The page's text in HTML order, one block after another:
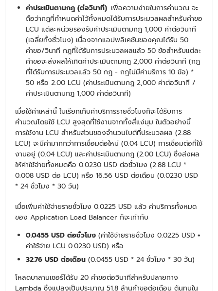
ค่าประเมินตามกฎ (ต่อวินาที): เพื่อความง่ายในการคำนวณ จะ
ถือว่ากฎที่กำหนดค่าไว้ทั้งหมดได้รับการประมวลผลสำหรับคำขอ
LCU แต่ละหน่วยรองรับค่าประเมินตามกฎ 1,000 ค่าต่อวินาที
(เฉลี่ยทั้งชั่วโมง) เนื่องจากแอปพลิเคชันของคุณได้รับ 50
คำขอ/วินาที กฎที่ได้รับการประมวลผลแล้ว 50 ข้อสำหรับแต่ละ
คำขอจะส่งผลให้เกิดค่าประเมินตามกฎ 2,000 ค่าต่อวินาที (กฎ
ที่ได้รับการประมวลแล้ว 50 กฎ - กฎไม่มีค่าบริการ 10 ข้อ) *
50 หรือ 2.00 LCU (ค่าประเมินตามกฎ 2,000 ค่าต่อวินาที /
ค่าประเมินตามกฎ 1,000 ค่าต่อวินาที)
เมื่อใช้ค่าเหล่านี้ ใบเรียกเก็บค่าบริการรายชั่วโมงก็จะได้รับการ
คำนวณโดยใช้ LCU สูงสุดที่ใช้งานจากทั้งสี่แง่มุม ในตัวอย่างนี้
การใช้งาน LCU สำหรับส่วนของจำนวนไบต์ที่ประมวลผล (2.88
LCU) จะมีค่ามากกว่าการเชื่อมต่อใหม่ (0.04 LCU) การเชื่อมต่อที่ใช้
งานอยู่ (0.04 LCU) และค่าประเมินตามกฎ (2.00 LCU) ซึ่งส่งผล
ให้ค่าใช้จ่ายทั้งหมดคือ 0.0230 USD ต่อชั่วโมง (2.88 LCU *
0.008 USD ต่อ LCU) หรือ 16.56 USD ต่อเดือน (0.0230 USD
* 24 ชั่วโมง * 30 วัน)
เมื่อเพิ่มค่าใช้จ่ายรายชั่วโมง 0.0225 USD แล้ว ค่าบริการทั้งหมด
ของ Application Load Balancer ก็จะเท่ากับ
0.0455 USD ต่อชั่วโมง (ค่าใช้จ่ายรายชั่วโมง 0.0225 USD +
ค่าใช้จ่าย LCU 0.0230 USD) หรือ
32.76 USD ต่อเดือน (0.0455 USD * 24 ชั่วโมง * 30 วัน)
โหลดบาลานเซอร์ได้รับ 20 คำขอต่อวินาทีสำหรับปลายทาง
Lambda ซึ่งแปลงเป็นประมาณ 51.8 ล้านคำขอต่อเดือน ต้นทุนใน